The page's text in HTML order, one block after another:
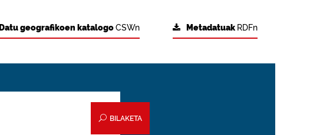
Metadatuak RDFn
Datu geografikoen katalogoCSWn
BILAKETA